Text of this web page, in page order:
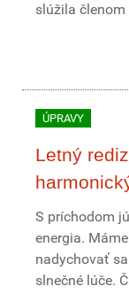
slúžila členom
ÚPRAVY
Letný
S príchodom
energia.
nadychovať
slnečné lúče.